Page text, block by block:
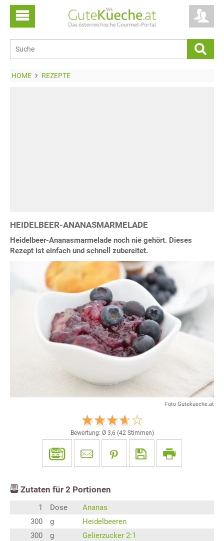
HOME REZEPTE
HEIDELBEER-ANANASMARMELADE
Heidelbeer-Ananasmarmelade noch nie gehört. Dieses
Rezept ist einfach und schnell zubereitet.
Foto Gutekueche.at
Bewertung: Ø 3,6 (42Stimmen)
Zutaten für 2 Portionen
1 Dose
Ananas
300
g
Heidelbeeren
300
g
Gelierzucker 2:1